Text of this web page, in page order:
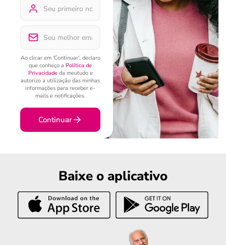
Ao clicar em 'Continuar', declaro
que conheço a Política de
Privacidadeda meutudo e
autorizo a utilização das minhas
informações para receber e-
mails e notificações.
Continuar
Baixe o aplicativo